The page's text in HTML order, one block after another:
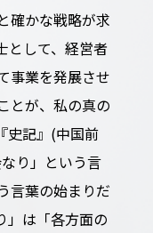
確かな戦略が求
として、経営者
事業を発展させ
とが、私の真の
史記』(中国前
り」という言
言葉の始まりだ
」は「各方面の